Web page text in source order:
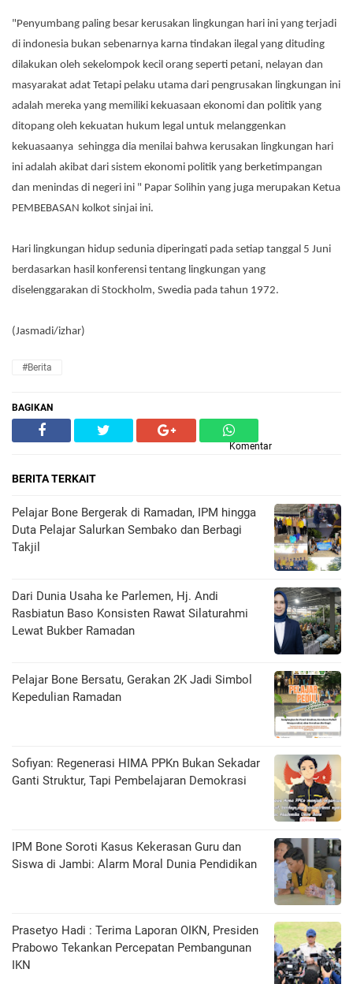
"Penyumbang paling besar kerusakan lingkungan hari ini yang terjadi
di indonesia bukan sebenarnya karna tindakan ilegal yang dituding
dilakukan oleh sekelompok kecil orang seperti petani, nelayan dan
masyarakat adat Tetapi pelaku utama dari pengrusakan lingkungan ini
adalah mereka yang memiliki kekuasaan ekonomi dan politik yang
ditopang oleh kekuatan hukum legal untuk melanggenkan
kekuasaanya sehingga dia menilai bahwa kerusakan lingkungan hari
ini adalah akibat dari sistem ekonomi politik yang berketimpangan
dan menindas di negeri ini " Papar Solihin yang juga merupakan Ketua
PEMBEBASAN kolkot sinjai ini.
Hari lingkungan hidup sedunia diperingati pada setiap tanggal 5 Juni
berdasarkan hasil konferensi tentang lingkungan yang
diselenggarakan di Stockholm, Swedia pada tahun 1972.
(Jasmadi/izhar)
#Berita
BAGIKAN
Komentar
BERITA TERKAIT
Pelajar Bone Bergerak di Ramadan, IPM hingga
Duta Pelajar Salurkan Sembako dan Berbagi
Takjil
Dari Dunia Usaha ke Parlemen, Hj. Andi
Rasbiatun Baso Konsisten Rawat Silaturahmi
Lewat Bukber Ramadan
Pelajar Bone Bersatu, Gerakan 2K Jadi Simbol
Kepedulian Ramadan
Sofiyan: Regenerasi HIMA PPKn Bukan Sekadar
Ganti Struktur, Tapi Pembelajaran Demokrasi
IPM Bone Soroti Kasus Kekerasan Guru dan
Siswa di Jambi: Alarm Moral Dunia Pendidikan
Prasetyo Hadi : Terima Laporan OIKN, Presiden
Prabowo Tekankan Percepatan Pembangunan
IKN